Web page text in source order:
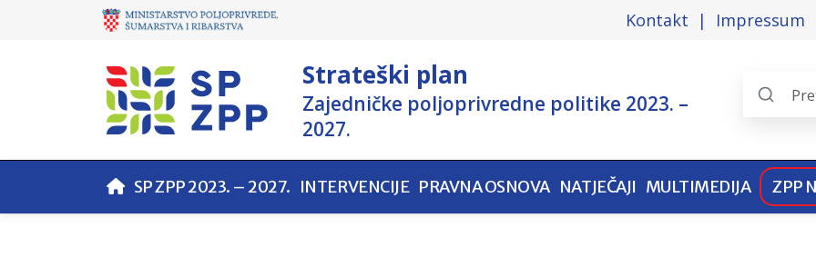
Kontakt Impressum
Strateški plan
Zajedničke poljoprivredne politike 2023. –
2027.
Search
pages
SP ZPP 2023. – 2027. INTERVENCIJE PRAVNA OSNOVA NATJEČAJI MULTIMEDIJA ZPP